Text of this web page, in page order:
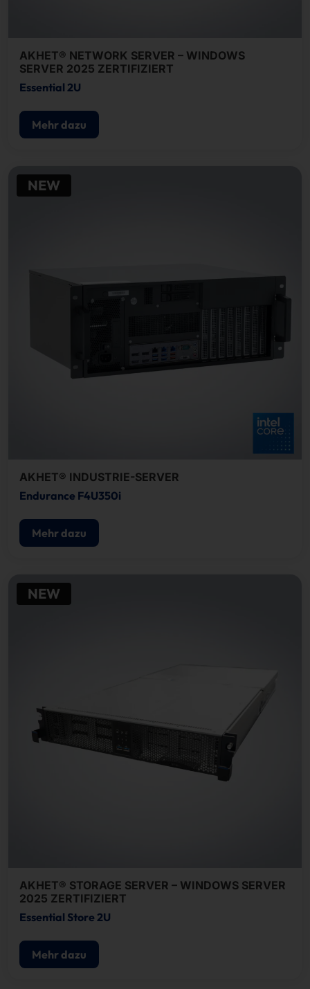
AKHET® NETWORK SERVER – WINDOWS
SERVER 2025 ZERTIFIZIERT
Essential 2U
Mehr dazu
NEW
AKHET® INDUSTRIE-SERVER
Endurance F4U350i
Mehr dazu
NEW
AKHET® STORAGE SERVER – WINDOWS SERVER
2025 ZERTIFIZIERT
Essential Store 2U
Mehr dazu